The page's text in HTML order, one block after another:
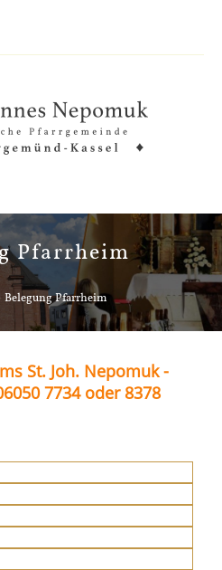
Pfarrheim
Belegung Pfarrheim
St. Joh. Nepomuk -
7734 oder 8378